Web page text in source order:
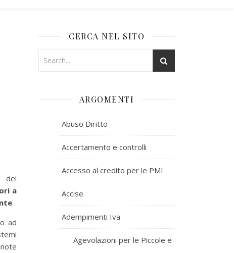
dei
a
.
ad
CERCA NEL SITO
ARGOMENTI
Abuso Diritto
Accertamento e controlli
Accesso al credito per le PMI
Accise
Adempimenti Iva
Agevolazioni per le Piccole e